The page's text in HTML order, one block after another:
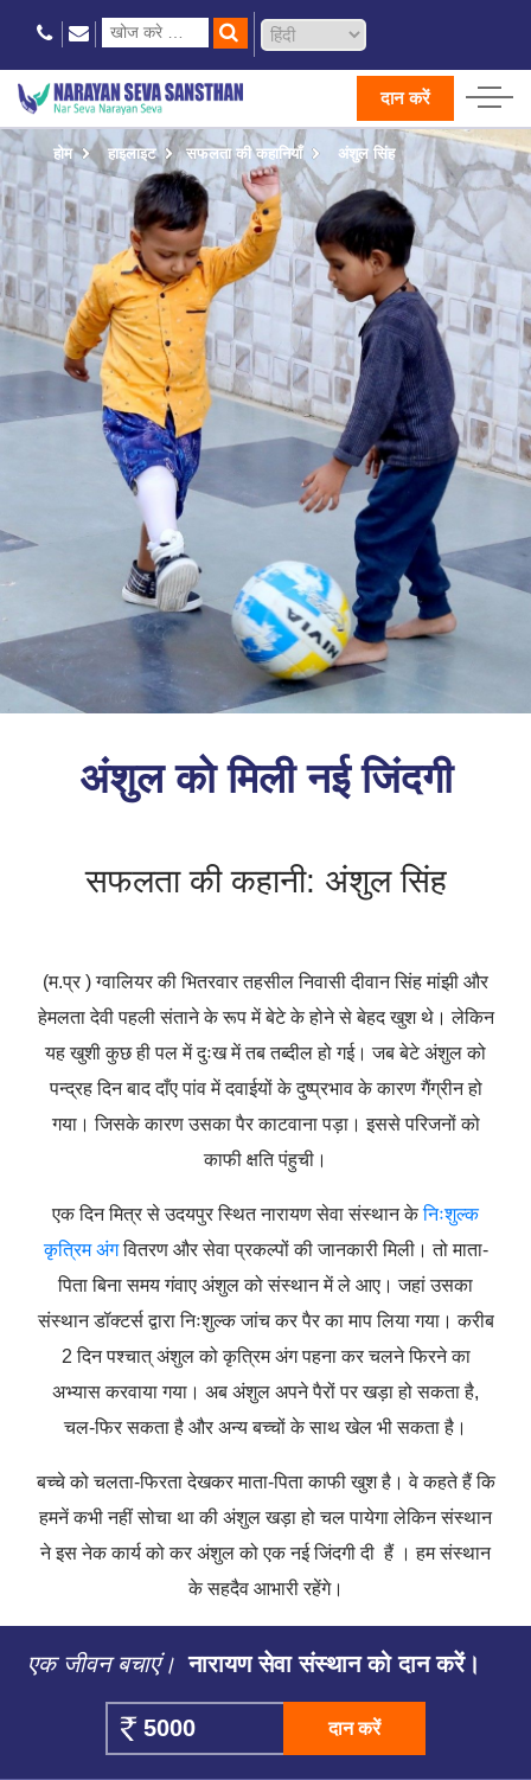
दान करें
होम हाइलाइट सफलता की कहानियाँ अंशुल सिंह
अंशुल को मिली नई जिंदगी
सफलता की कहानी: अंशुल सिंह
(म.प्र ) ग्वालियर की भितरवार तहसील निवासी दीवान सिंह मांझी और
हेमलता देवी पहली संताने के रूप में बेटे के होने से बेहद खुश थे। लेकिन
यह खुशी कुछ ही पल में दुःख में तब तब्दील हो गई। जब बेटे अंशुल को
पन्द्रह दिन बाद दाँए पांव में दवाईयों के दुष्प्रभाव के कारण गैंग्रीन हो
गया। जिसके कारण उसका पैर काटवाना पड़ा। इससे परिजनों को
काफी क्षति पंहुची।
एक दिन मित्र से उदयपुर स्थित नारायण सेवा संस्थान केनिःशुल्क
कृत्रिम अंगवितरण और सेवा प्रकल्पों की जानकारी मिली। तो माता-
पिता बिना समय गंवाए अंशुल को संस्थान में ले आए। जहां उसका
संस्थान डॉक्टर्स द्वारा निःशुल्क जांच कर पैर का माप लिया गया। करीब
2 दिन पश्चात् अंशुल को कृत्रिम अंग पहना कर चलने फिरने का
अभ्यास करवाया गया। अब अंशुल अपने पैरों पर खड़ा हो सकता है,
चल-फिर सकता है और अन्य बच्चों के साथ खेल भी सकता है।
बच्चे को चलता-फिरता देखकर माता-पिता काफी खुश है। वे कहते हैं कि
हमनें कभी नहीं सोचा था की अंशुल खड़ा हो चल पायेगा लेकिन संस्थान
ने इस नेक कार्य को कर अंशुल को एक नई जिंदगी दी हैं । हम संस्थान
के सहदैव आभारी रहेंगे।
एक जीवन बचाएं। नारायण सेवा संस्थान को दान करें।
दान करें